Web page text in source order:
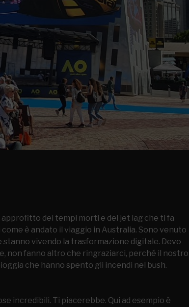
dei tempi morti e del jet lag che ti fa
è andato il viaggio in Australia. Sono venuto
vivendo la trasformazione digitale. Devo
non fanno altro che ringraziarci, perché il nostro
che hanno spento gli incendi nel bush.
incredibili. Ti piacerebbe. Qui ad esempio è